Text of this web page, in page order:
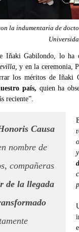
la indumentaria de
Iñaki Gabilondo, lo ha
y en la ceremonia,
los méritos de Iñaki
país, quien ha
reciente”.
Causa
nombre de
compañeras
de la llegada